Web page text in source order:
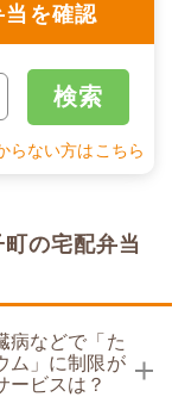
当を確認
検索
ない方はこちら
の宅配弁当
病などで「た
ム」に制限が
ービスは？